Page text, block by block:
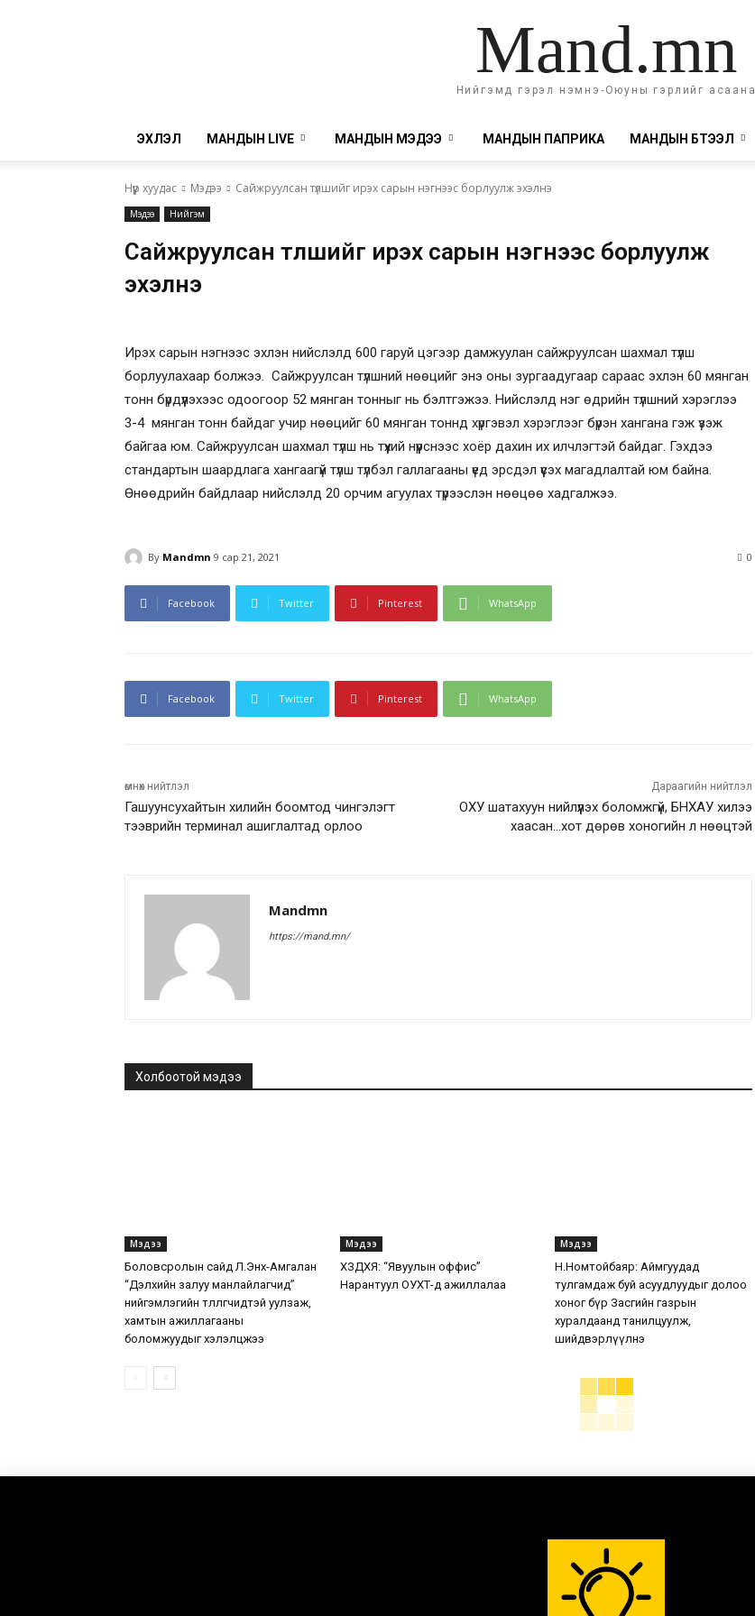
Mand.mn
Нийгэмд гэрэл нэмнэ-Оюуны гэрлийг асаана
ЭХЛЭЛ МАНДЫН LIVE МАНДЫН МЭДЭЭ МАНДЫН ПАПРИКА МАНДЫН БҮТЭЭЛ
Нүүр хуудас Мэдээ Сайжруулсан түлшийг ирэх сарын нэгнээс борлуулж эхэлнэ
Мэдээ Нийгэм
Сайжруулсан түлшийг ирэх сарын нэгнээс борлуулж
эхэлнэ
Ирэх сарын нэгнээс эхлэн нийслэлд 600 гаруй цэгээр дамжуулан сайжруулсан шахмал түлш
борлуулахаар болжээ. Сайжруулсан түлшний нөөцийг энэ оны зургаадугаар сараас эхлэн 60 мянган
тонн бүрдүүлэхээс одоогоор 52 мянган тонныг нь бэлтгэжээ. Нийслэлд нэг өдрийн түлшний хэрэглээ
3-4 мянган тонн байдаг учир нөөцийг 60 мянган тоннд хүргэвэл хэрэглээг бүрэн хангана гэж үзэж
байгаа юм. Сайжруулсан шахмал түлш нь түүхий нүүрснээс хоёр дахин их илчлэгтэй байдаг. Гэхдээ
стандартын шаардлага хангаагүй түлш түлбэл галлагааны үед эрсдэл үүсэх магадлалтай юм байна.
Өнөөдрийн байдлаар нийслэлд 20 орчим агуулах түрээслэн нөөцөө хадгалжээ.
By Mandmn 9 сар 21, 2021 0
Facebook Twitter Pinterest WhatsApp
Facebook Twitter Pinterest WhatsApp
өмнөх нийтлэл
Гашуунсухайтын хилийн боомтод чингэлэгт
тээврийн терминал ашиглалтад орлоо
Дараагийн нийтлэл
ОХУ шатахуун нийлүүлэх боломжгүй, БНХАУ хилээ
хаасан…хот дөрөв хоногийн л нөөцтэй
Mandmn
https://mand.mn/
Холбоотой мэдээ
Мэдээ
Боловсролын сайд Л.Энх-Амгалан
“Дэлхийн залуу манлайлагчид”
нийгэмлэгийн төлөөлөгчидтэй уулзаж,
хамтын ажиллагааны
боломжуудыг хэлэлцжээ
Мэдээ
ХЗДХЯ: “Явуулын оффис”
Нарантуул ОУХТ-д ажиллалаа
Мэдээ
Н.Номтойбаяр: Аймгуудад
тулгамдаж буй асуудлуудыг долоо
хоног бүр Засгийн газрын
хуралдаанд танилцуулж,
шийдвэрлүүлнэ